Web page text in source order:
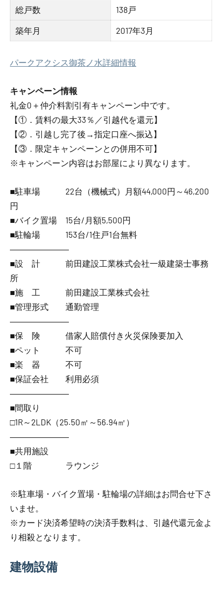
総戸数 138戸
築年月 2017年3月
パークアクシス御茶ノ水詳細情報
キャンペーン情報
礼金0 ＋ 仲介料割引有キャンペーン中です。
【①．賃料の最大33％／引越代を還元】
【②．引越し完了後→指定口座へ振込】
【③．限定キャンペーンとの併用不可】
※キャンペーン内容はお部屋により異なります。
■駐車場 22台（機械式）月額44,000円～46,200
円
■バイク置場 15台/月額5,500円
■駐輪場 153台/1住戸1台無料
―――――――
■設 計 前田建設工業株式会社一級建築士事務
所
■施 工 前田建設工業株式会社
■管理形式 通勤管理
―――――――
■保 険 借家人賠償付き火災保険要加入
■ペット 不可
■楽 器 不可
■保証会社 利用必須
―――――――
■間取り
□1R～2LDK（25.50㎡～56.94㎡）
―――――――
■共用施設
□１階 ラウンジ
※駐車場・バイク置場・駐輪場の詳細はお問合せ下さ
いませ。
※カード決済希望時の決済手数料は、引越代還元金よ
り相殺となります。
建物設備